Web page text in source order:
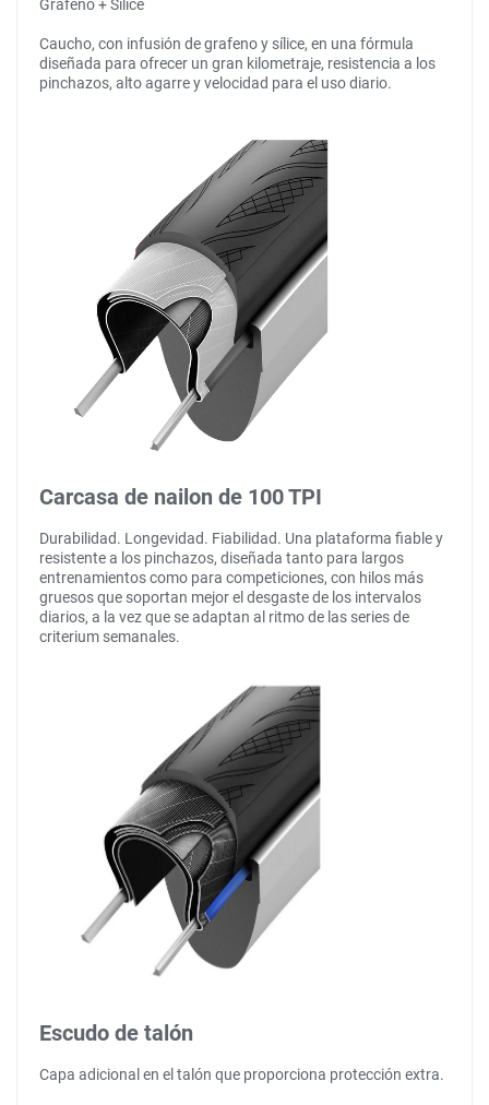
Grafeno + Sílice
Caucho, con infusión de grafeno y sílice, en una fórmula
diseñada para ofrecer un gran kilometraje, resistencia a los
pinchazos, alto agarre y velocidad para el uso diario.
Carcasa de nailon de 100 TPI
Durabilidad. Longevidad. Fiabilidad. Una plataforma fiable y
resistente a los pinchazos, diseñada tanto para largos
entrenamientos como para competiciones, con hilos más
gruesos que soportan mejor el desgaste de los intervalos
diarios, a la vez que se adaptan al ritmo de las series de
criterium semanales.
Escudo de talón
Capa adicional en el talón que proporciona protección extra.